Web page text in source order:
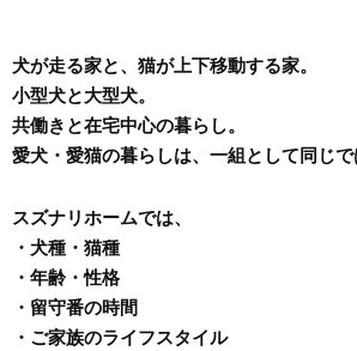
犬が走る家と、猫が上下移動する家。
小型犬と大型犬。
共働きと在宅中心の暮らし。
愛犬・愛猫の暮らしは、一組として同じで
スズナリホームでは、
・犬種・猫種
・年齢・性格
・留守番の時間
・ご家族のライフスタイル